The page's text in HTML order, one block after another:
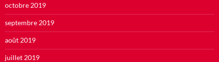
octobre 2019
septembre 2019
août 2019
juillet 2019